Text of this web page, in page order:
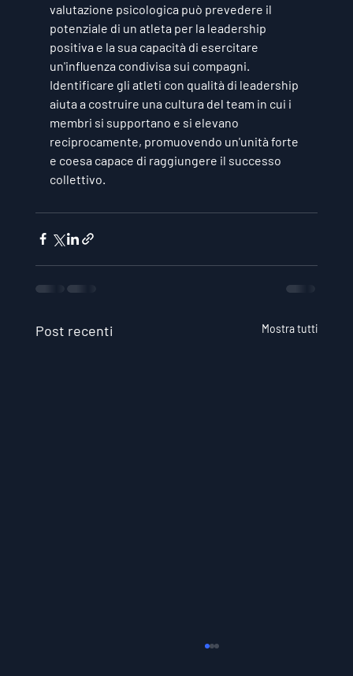
valutazione psicologica può prevedere il
potenziale di un atleta per la leadership
positiva e la sua capacità di esercitare
un'influenza condivisa sui compagni.
Identificare gli atleti con qualità di leadership
aiuta a costruire una cultura del team in cui i
membri si supportano e si elevano
reciprocamente, promuovendo un'unità forte
e coesa capace di raggiungere il successo
collettivo.
Post recenti Mostra tutti